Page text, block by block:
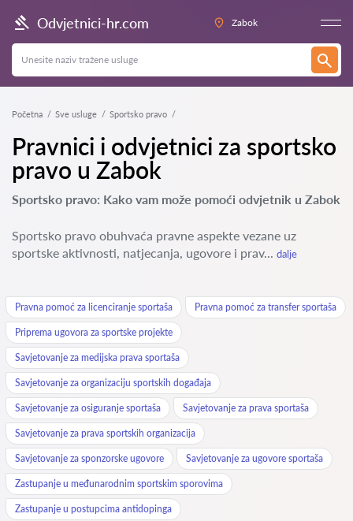
Odvjetnici-hr.com Zabok
Početna Sve usluge Sportsko pravo
Pravnici i odvjetnici za sportsko
pravo u Zabok
Sportsko pravo: Kako vam može pomoći odvjetnik u Zabok
Sportsko pravo obuhvaća pravne aspekte vezane uz
sportske aktivnosti, natjecanja, ugovore i prav... dalje
Pravna pomoć za licenciranje sportaša Pravna pomoć za transfer sportaša
Priprema ugovora za sportske projekte
Savjetovanje za medijska prava sportaša
Savjetovanje za organizaciju sportskih događaja
Savjetovanje za osiguranje sportaša Savjetovanje za prava sportaša
Savjetovanje za prava sportskih organizacija
Savjetovanje za sponzorske ugovore Savjetovanje za ugovore sportaša
Zastupanje u međunarodnim sportskim sporovima
Zastupanje u postupcima antidopinga